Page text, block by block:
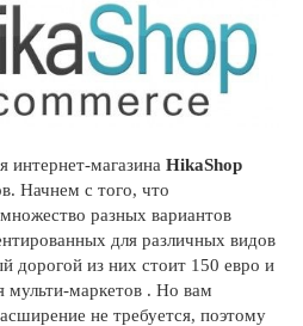
интернет-магазина HikaShop
Начнем с того, что
разных вариантов
для различных видов
дорогой из них стоит 150 евро и
мульти-маркетов . Но вам
не требуется, поэтому